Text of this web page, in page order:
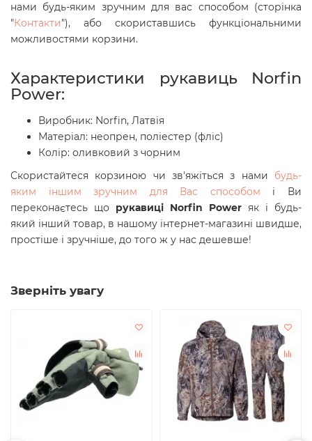
нами будь-яким зручним для вас способом (сторінка
"Контакти"), або скориставшись функціональними
можливостями корзини.
Характеристики рукавиць Norfin
Power:
Виробник: Norfin, Латвія
Матеріал: неопрен, поліестер (фліс)
Колір: оливковий з чорним
Скористайтеся корзиною чи зв'яжіться з нами будь-
яким іншим зручним для Вас способом і Ви
переконаєтесь що рукавиці Norfin Power як і будь-
який інший товар, в нашому інтернет-магазині швидше,
простіше і зручніше, до того ж у нас дешевше!
Зверніть увагу